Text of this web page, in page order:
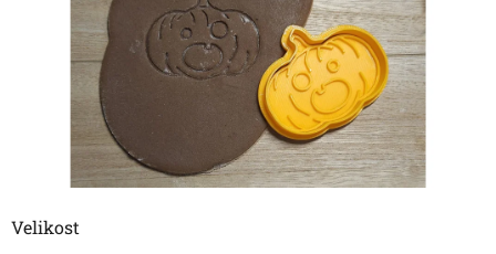
Velikost
hvězdiček.